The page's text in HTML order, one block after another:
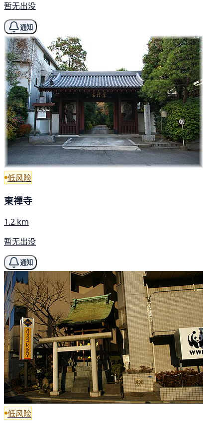
暂无出没
通知
低风险
東禪寺
1.2 km
暂无出没
通知
低风险